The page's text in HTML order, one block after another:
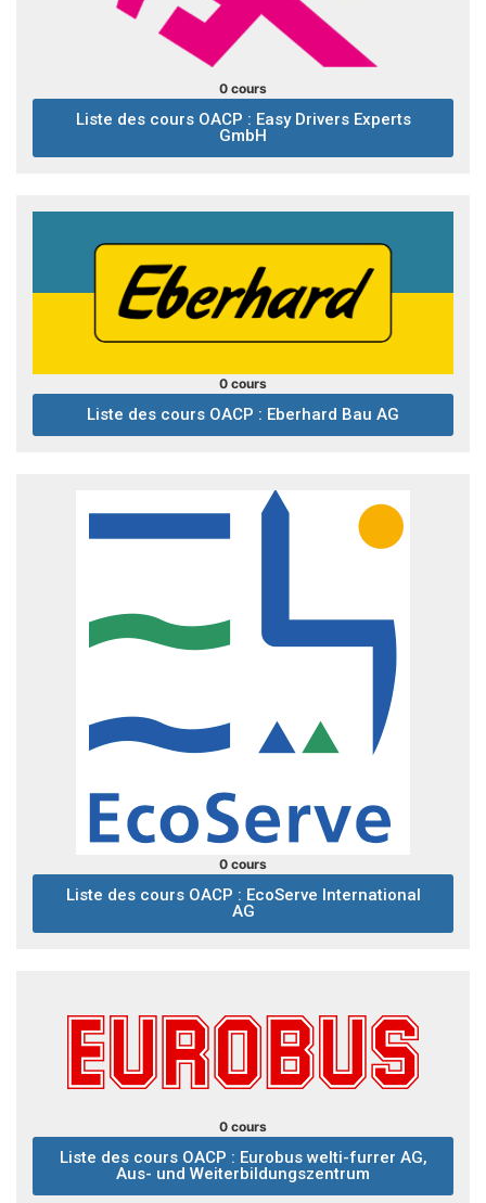
0 cours
Liste des cours OACP : Easy Drivers Experts
GmbH
0 cours
Liste des cours OACP : Eberhard Bau AG
0 cours
Liste des cours OACP : EcoServe International
AG
0 cours
Liste des cours OACP : Eurobus welti-furrer AG,
Aus- und Weiterbildungszentrum